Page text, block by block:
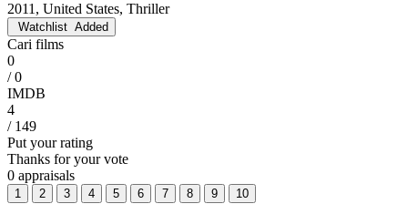
2011, United States, Thriller
Watchlist Added
Cari films
0
/ 0
IMDB
4
/ 149
Put your rating
Thanks for your vote
0 appraisals
1 2 3 4 5 6 7 8 9 10